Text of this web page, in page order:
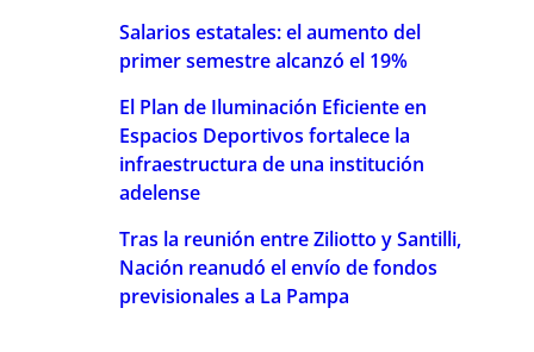
Salarios estatales: el aumento del
primer semestre alcanzó el 19%
El Plan de Iluminación Eficiente en
Espacios Deportivos fortalece la
infraestructura de una institución
adelense
Tras la reunión entre Ziliotto y Santilli,
Nación reanudó el envío de fondos
previsionales a La Pampa